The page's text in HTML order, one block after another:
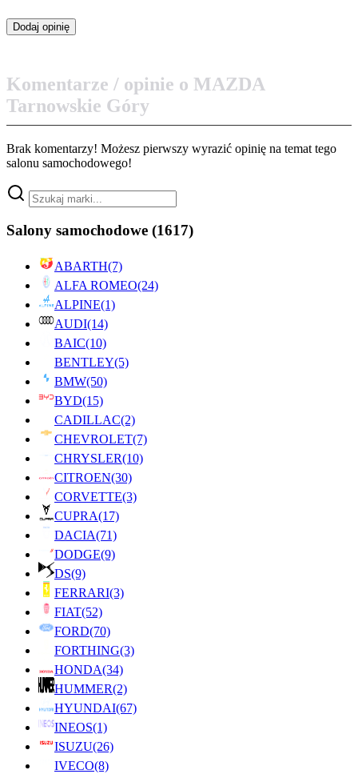
Komentarze / opinie o MAZDA
Tarnowskie Góry
Brak komentarzy! Możesz pierwszy wyrazić opinię na temat tego
salonu samochodowego!
Salony samochodowe (1617)
ABARTH(7)
ALFA ROMEO(24)
ALPINE(1)
AUDI(14)
BAIC(10)
BENTLEY(5)
BMW(50)
BYD(15)
CADILLAC(2)
CHEVROLET(7)
CHRYSLER(10)
CITROEN(30)
CORVETTE(3)
CUPRA(17)
DACIA(71)
DODGE(9)
DS(9)
FERRARI(3)
FIAT(52)
FORD(70)
FORTHING(3)
HONDA(34)
HUMMER(2)
HYUNDAI(67)
INEOS(1)
ISUZU(26)
IVECO(8)